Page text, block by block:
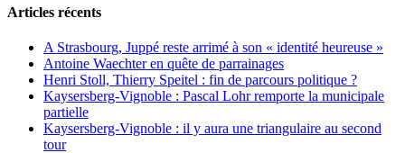
Articles récents
A Strasbourg, Juppé reste arrimé à son « identité heureuse »
Antoine Waechter en quête de parrainages
Henri Stoll, Thierry Speitel : fin de parcours politique ?
Kaysersberg-Vignoble : Pascal Lohr remporte la municipale
partielle
Kaysersberg-Vignoble : il y aura une triangulaire au second
tour